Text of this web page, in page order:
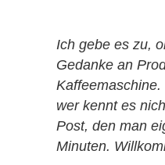
Ich gebe es zu,
erste Gedanke
ehrlich, wer
ein LinkedIn-
dazwischen ein